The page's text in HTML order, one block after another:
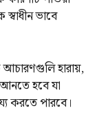
ভাবে
আচারণগুলি হারায়,
হবে যা
করতে পারবে।